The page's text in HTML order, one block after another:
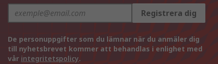
Registrera dig
De personuppgifter som du lämnar när du anmäler dig
till nyhetsbrevet kommer att behandlas i enlighet med
vår integritetspolicy.